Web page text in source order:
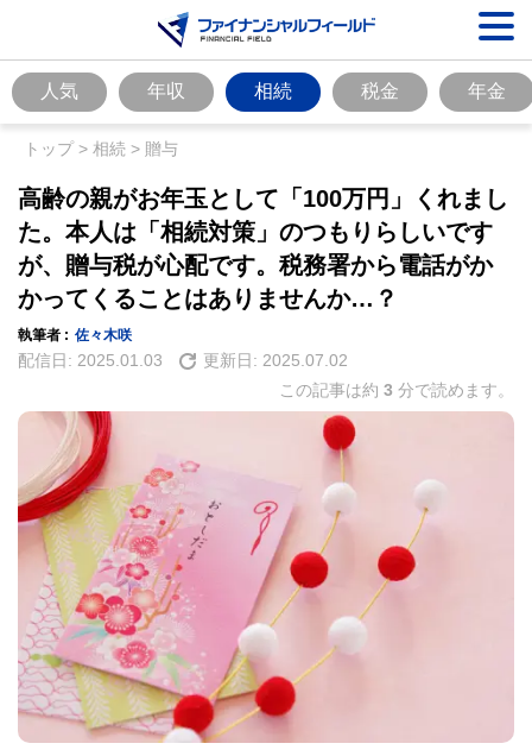
人気 年収 相続 税金 年金
トップ> 相続 > 贈与
高齢の親がお年玉として「100万円」くれまし
た。本人は「相続対策」のつもりらしいです
が、贈与税が心配です。税務署から電話がか
かってくることはありませんか…？
執筆者 : 佐々木咲
配信日: 2025.01.03 更新日: 2025.07.02
この記事は約 3 分で読めます。